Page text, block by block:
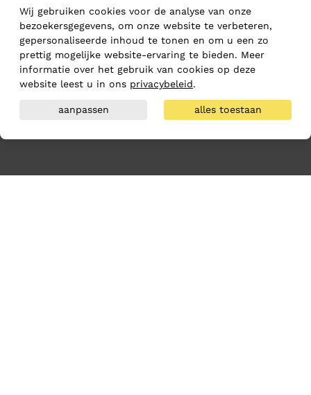
Wij gebruiken cookies voor de analyse van onze
bezoekersgegevens, om onze website te verbeteren,
gepersonaliseerde inhoud te tonen en om u een zo
prettig mogelijke website-ervaring te bieden. Meer
informatie over het gebruik van cookies op deze
website leest u in ons privacybeleid.
aanpassen alles toestaan